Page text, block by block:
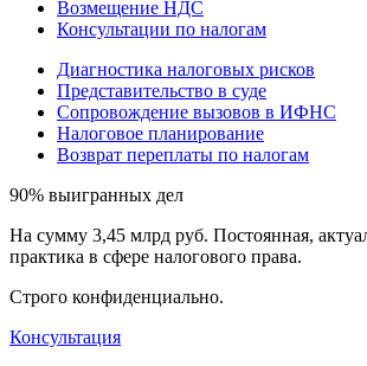
Возмещение НДС
Консультации по налогам
Диагностика налоговых рисков
Представительство в суде
Сопровождение вызовов в ИФНС
Налоговое планирование
Возврат переплаты по налогам
90% выигранных дел
На сумму 3,45 млрд руб. Постоянная,
практика в сфере налогового права.
Строго конфиденциально.
Консультация